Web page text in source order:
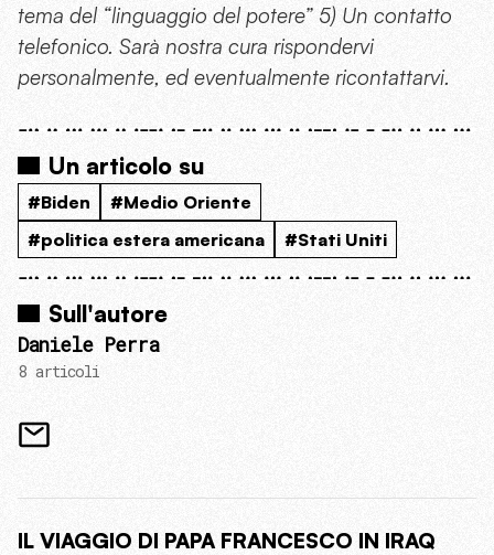
tema del “linguaggio del potere” 5) Un contatto
telefonico. Sarà nostra cura rispondervi
personalmente, ed eventualmente ricontattarvi.
Un articolo su
#Biden
#Medio Oriente
#politica estera americana
#Stati Uniti
Sull'autore
Daniele Perra
8 articoli
IL VIAGGIO DI PAPA FRANCESCO IN IRAQ